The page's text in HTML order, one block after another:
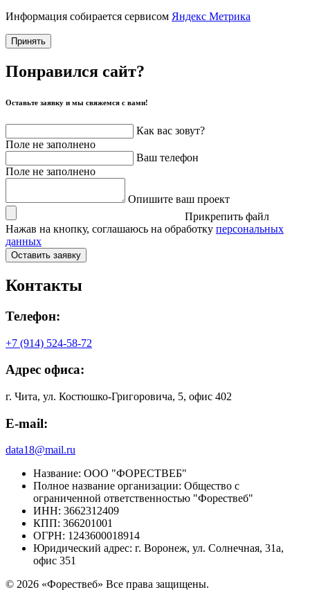
Информация собирается сервисом Яндекс Метрика
Принять
Понравился сайт?
Оставьте заявку и мы свяжемся с вами!
Как вас зовут?
Поле не заполнено
Ваш телефон
Поле не заполнено
Опишите ваш проект
Прикрепить файл
Нажав на кнопку, соглашаюсь на обработку персональных
данных
Оставить заявку
Контакты
Телефон:
+7 (914) 524-58-72
Адрес офиса:
г. Чита, ул. Костюшко-Григоровича, 5, офис 402
E-mail:
data18@mail.ru
Название: ООО "ФОРЕСТВЕБ"
Полное название организации: Общество с
ограниченной ответственностью "Форествеб"
ИНН: 3662312409
КПП: 366201001
ОГРН: 1243600018914
Юридический адрес: г. Воронеж, ул. Солнечная, 31а,
офис 351
© 2026 «Форествеб» Все права защищены.